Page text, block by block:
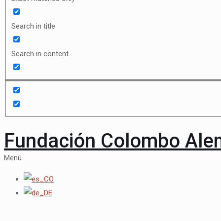
Search in title
Search in content
Fundación Colombo
Menú